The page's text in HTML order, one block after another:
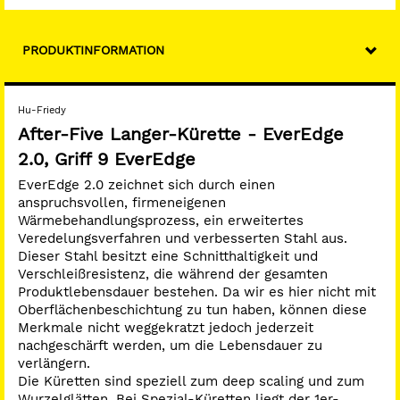
Die Langer-Küretten sind mit Gracey-Winkelungen
Kombination mit der exklusiven EverEdge-Technologie.
Der Schaft der After-Five Kürette ist 3 mm länger und
das Arbeitsende 10 % schmaler als bei der Standard
Gracey Kürette. Es erleichtert den Zugang zu tiefen
Parodontaltaschen sowie zu Bereichen mit Rezessionen.
Griffmarkierung lila.
PRODUKTINFORMATION
Hu-Friedy
After-Five Langer-Kürette - EverEdge
2.0, Griff 9 EverEdge
EverEdge 2.0 zeichnet sich durch einen
anspruchsvollen, firmeneigenen
Wärmebehandlungsprozess, ein erweitertes
Veredelungsverfahren und verbesserten Stahl aus.
Dieser Stahl besitzt eine Schnitthaltigkeit und
Verschleißresistenz, die während der gesamten
Produktlebensdauer bestehen. Da wir es hier nicht mit
Oberflächenbeschichtung zu tun haben, können diese
Merkmale nicht weggekratzt jedoch jederzeit
nachgeschärft werden, um die Lebensdauer zu
verlängern.
Die Küretten sind speziell zum deep scaling und zum